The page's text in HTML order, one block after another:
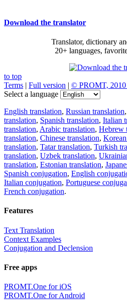
Download the translator
Translator, dictionary
20+ languages,
to top
Terms | Full version | © PROMT, 2010
Select a language
English translation, Russian translation,
translation, Spanish translation, Italian
translation, Arabic translation, Hebrew
translation, Chinese translation,
translation, Tatar translation, Turkish
translation, Uzbek translation,
translation, Estonian translation,
Spanish conjugation, English
Italian conjugation, Portuguese
French conjugation.
Features
Text Translation
Context Examples
Conjugation and Declension
Free apps
PROMT.One for iOS
PROMT.One for Android